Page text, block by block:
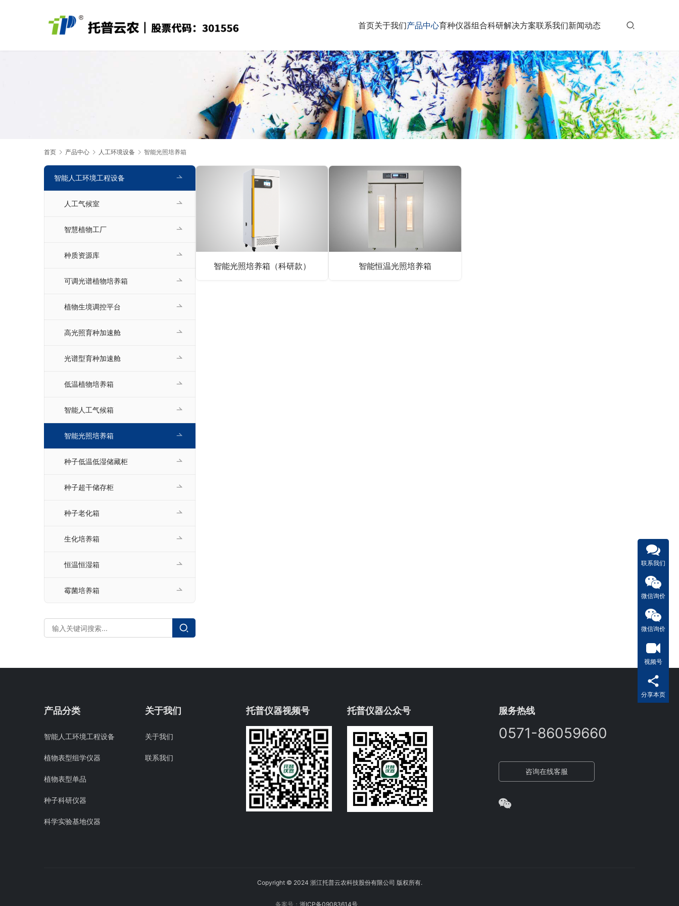
首页关于我们产品中心育种仪器组合科研解决方案联系我们新闻动态
首页 产品中心 人工环境设备 智能光照培养箱
智能光照培养箱（科研款） 智能恒温光照培养箱
智能人工环境工程设备
人工气候室
智慧植物工厂
种质资源库
可调光谱植物培养箱
植物生境调控平台
高光照育种加速舱
光谱型育种加速舱
低温植物培养箱
智能人工气候箱
智能光照培养箱
种子低温低湿储藏柜
种子超干储存柜
种子老化箱
生化培养箱
恒温恒湿箱
霉菌培养箱
产品分类
智能人工环境工程设备
植物表型组学仪器
植物表型单品
种子科研仪器
科学实验基地仪器
关于我们
关于我们
联系我们
托普仪器视频号 托普仪器公众号 服务热线
0571-86059660
咨询在线客服
Copyright © 2024 浙江托普云农科技股份有限公司 版权所有.
备案号： 浙ICP备09083614号
联系我们
微信询价
微信询价
视频号
分享本页